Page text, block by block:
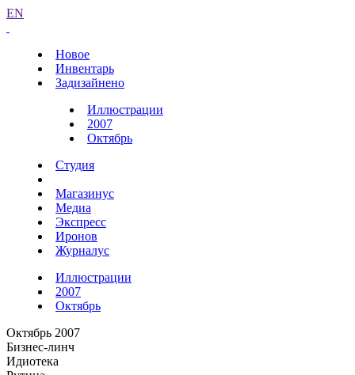
EN
Новое
Инвентарь
Задизайнено
Иллюстрации
2007
Октябрь
Студия
Магазинус
Медиа
Экспресс
Иронов
Журналус
Иллюстрации
2007
Октябрь
Октябрь 2007
Бизнес-линч
Идиотека